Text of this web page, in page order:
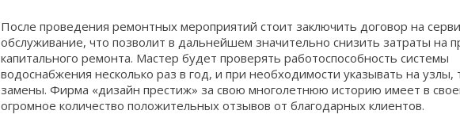
После проведения ремонтных мероприятий стоит заключить договор на
обслуживание, что позволит в дальнейшем значительно снизить затраты на
капитального ремонта. Мастер будет проверять работоспособность системы
водоснабжения несколько раз в год, и при необходимости указывать на
замены. Фирма «дизайн престиж» за свою многолетнюю историю имеет в
огромное количество положительных отзывов от благодарных клиентов.